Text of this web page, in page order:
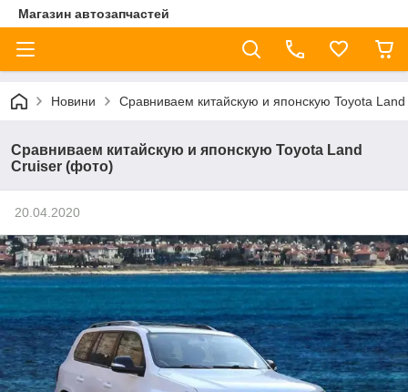
Магазин автозапчастей
Новини Сравниваем китайскую и японскую Toyota
Сравниваем китайскую и японскую Toyota Land
Cruiser (фото)
20.04.2020